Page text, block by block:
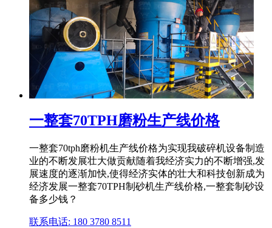
一整套70TPH磨粉生产线价格
一整套70tph磨粉机生产线价格为实现我破碎机设备制造
业的不断发展壮大做贡献随着我经济实力的不断增强,发
展速度的逐渐加快,使得经济实体的壮大和科技创新成为
经济发展一整套70TPH制砂机生产线价格,一整套制砂设
备多少钱？
联系电话: 180 3780 8511